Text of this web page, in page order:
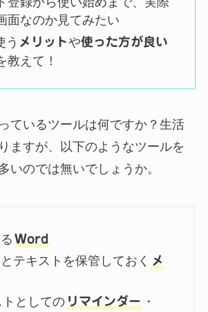
面なのか見てみたい
う メリットや使った方が良い
教えて！
ているツールは何ですか？生活
ますが、以下のようなツールを
いのでは無いでしょうか。
Word
テキストを保管しておく
メ
トとしての リマインダー ・